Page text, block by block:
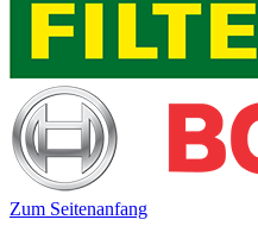
Zum Seitenanfang